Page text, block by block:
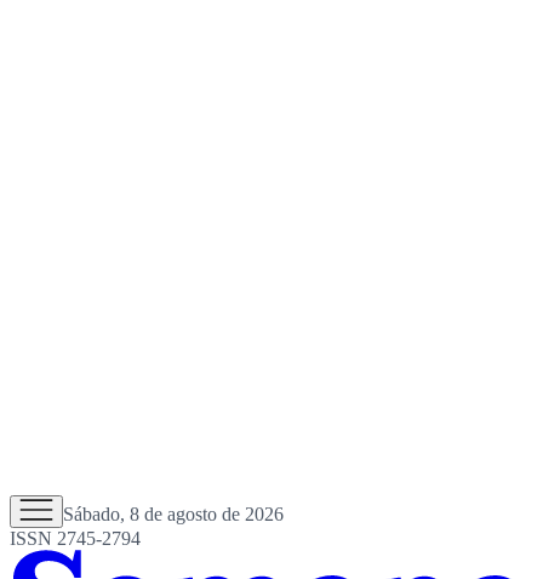
Sábado, 8 de agosto de 2026
ISSN 2745-2794